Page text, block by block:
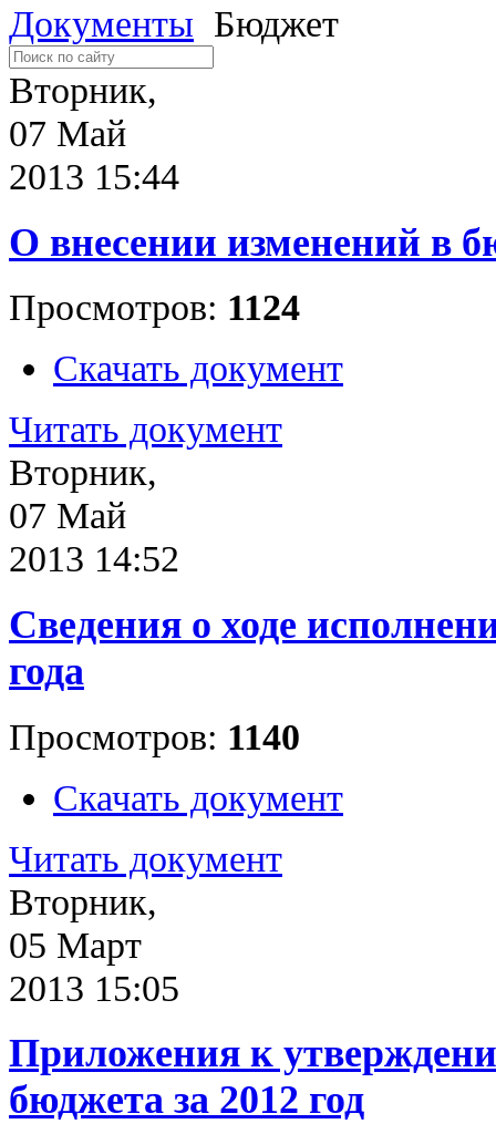
Документы Бюджет
Вторник,
07 Май
2013 15:44
О внесении изменений в
Просмотров: 1124
Скачать документ
Читать документ
Вторник,
07 Май
2013 14:52
Сведения о ходе
года
Просмотров: 1140
Скачать документ
Читать документ
Вторник,
05 Март
2013 15:05
Приложения к
бюджета за 2012 год